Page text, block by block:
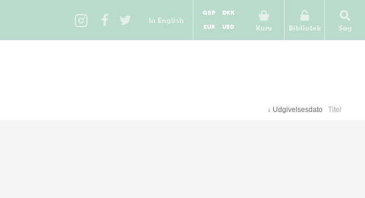
In English
Kurv
GBP
DKK
EUR
USD Bibliotek Søg
↓ Udgivelsesdato Titel